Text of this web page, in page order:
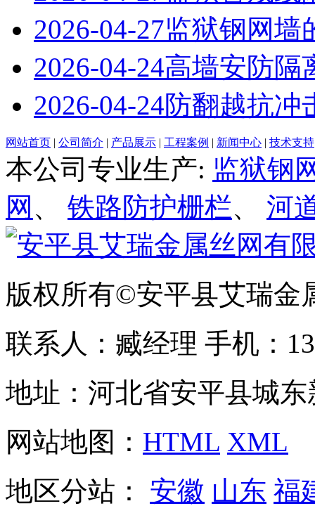
2026-04-27监狱钢网墙
2026-04-24高墙安防隔
2026-04-24防翻越抗冲
网站首页 | 公司简介 | 产品展示 | 工程案例 | 新闻中心 | 技术支持
本公司专业生产: 监狱钢
网 、 铁路防护栅栏、 河
版权所有©安平县艾瑞金
联系人：臧经理 手机：
地址：河北省安平县城
网站地图： HTML XML
地区分站： 安徽 山东 福